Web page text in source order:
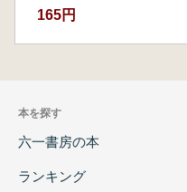
165円
本を探す
六一書房の本
ランキング